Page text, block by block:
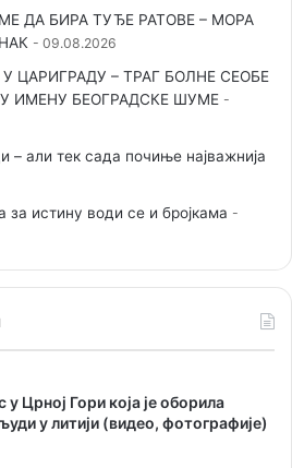
ДА БИРА ТУЂЕ РАТОВЕ – МОРА
09.08.2026
У ЦАРИГРАДУ – ТРАГ БОЛНЕ СЕОБЕ
ИМЕНУ БЕОГРАДСКЕ ШУМЕ
– али тек сада почиње најважнија
за истину води се и бројкама
у Црној Гори која је оборила
у литији (видео, фотографије)